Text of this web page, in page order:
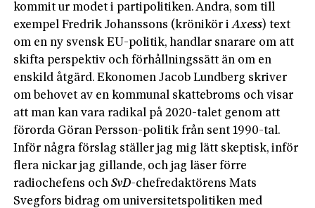
kommit ur modet i partipolitiken. Andra, som till
exempel Fredrik Johanssons (krönikör iAxess) text
om en ny svensk EU-politik, handlar snarare om att
skifta perspektiv och förhållningssätt än om en
enskild åtgärd. Ekonomen Jacob Lundberg skriver
om behovet av en kommunal skattebroms och visar
att man kan vara radikal på 2020-talet genom att
förorda Göran Persson-politik från sent 1990-tal.
Inför några förslag ställer jag mig lätt skeptisk, inför
flera nickar jag gillande, och jag läser förre
radiochefens ochSvD-chefredaktörens Mats
Svegfors bidrag om universitetspolitiken med